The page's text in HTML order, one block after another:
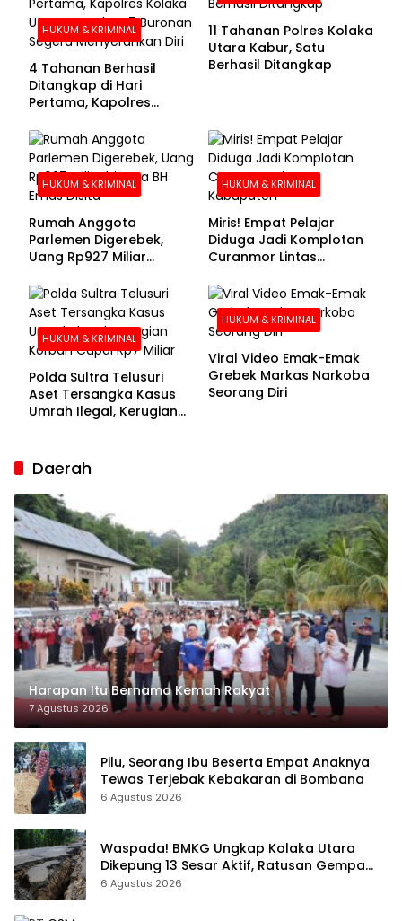
HUKUM & KRIMINAL
4 Tahanan Berhasil
Ditangkap di Hari
Pertama, Kapolres
Buronan Segera
Menyerahkan Diri
11 Tahanan Polres Kolaka
Utara Kabur, Satu
Berhasil Ditangkap
HUKUM & KRIMINAL
Rumah Anggota
Parlemen Digerebek,
Uang Rp927 Miliar
HUKUM & KRIMINAL
Miris! Empat Pelajar
Diduga Jadi Komplotan
Curanmor Lintas
HUKUM & KRIMINAL
Polda Sultra Telusuri
Aset Tersangka Kasus
Umrah Ilegal, Kerugian
HUKUM & KRIMINAL
Viral Video Emak-Emak
Grebek Markas Narkoba
Seorang Diri
Daerah
Harapan Itu Bernama Kemah Rakyat
7 Agustus 2026
Pilu, Seorang Ibu Beserta Empat Anaknya
Tewas Terjebak Kebakaran di Bombana
6 Agustus 2026
Waspada! BMKG Ungkap Kolaka Utara
Dikepung 13 Sesar Aktif, Ratusan Gempa
Sudah Terekam
6 Agustus 2026